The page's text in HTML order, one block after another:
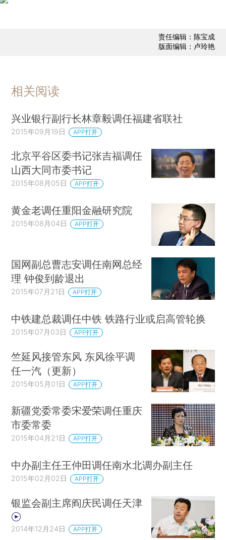
责任编辑：陈宝成
版面编辑：卢玲艳
相关阅读
兴业银行副行长林章毅调任福建省联社
2015年09月19日 APP打开
北京平谷区委书记张吉福调任
山西大同市委书记
2015年08月05日 APP打开
黄金老调任重阳金融研究院
2015年08月04日 APP打开
国网副总曹志安调任南网总经
理 钟俊到龄退出
2015年07月21日 APP打开
中铁建总裁调任中铁 铁路行业或启高管轮换
2015年07月03日 APP打开
竺延风接管东风 东风徐平调
任一汽（更新）
2015年05月01日 APP打开
新疆党委常委宋爱荣调任重庆
市委常委
2015年04月21日 APP打开
中办副主任王仲田调任南水北调办副主任
2015年02月02日 APP打开
银监会副主席阎庆民调任天津
2014年12月24日 APP打开